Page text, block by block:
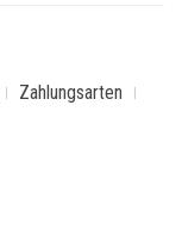
Zahlungsarten